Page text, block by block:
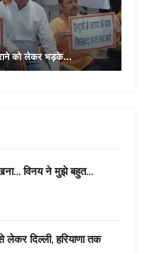
को लेकर भड़के…
विनय ने मुझे बहुत…
लेकर दिल्ली, हरियाणा तक